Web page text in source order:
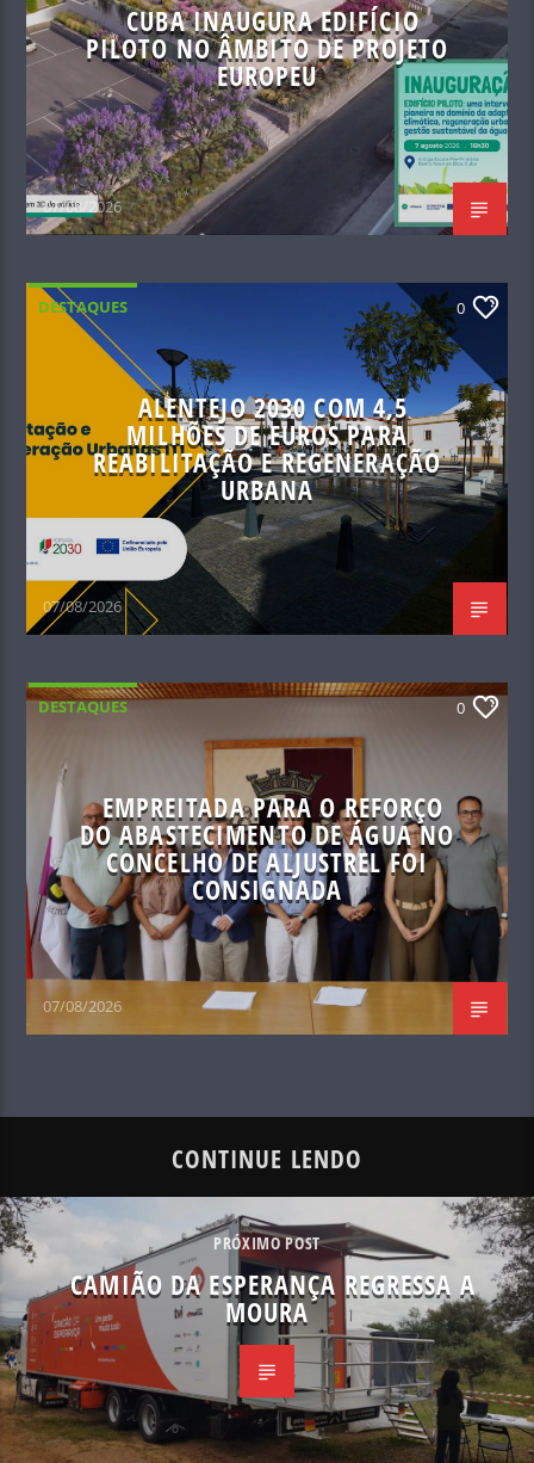
CUBA INAUGURA EDIFÍCIO
PILOTO NO ÂMBITO DE PROJETO
EUROPEU
07/08/2026
DESTAQUES 0
ALENTEJO 2030 COM 4,5
MILHÕES DE EUROS PARA
REABILITAÇÃO E REGENERAÇÃO
URBANA
07/08/2026
DESTAQUES 0
EMPREITADA PARA O REFORÇO
DO ABASTECIMENTO DE ÁGUA NO
CONCELHO DE ALJUSTREL FOI
CONSIGNADA
07/08/2026
CONTINUE LENDO
PRÓXIMO POST
CAMIÃO DA ESPERANÇA REGRESSA A
MOURA